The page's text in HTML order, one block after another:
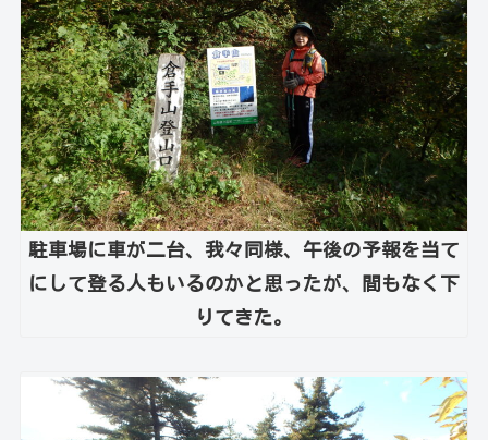
駐車場に車が二台、我々同様、午後の予報を当て
にして登る人もいるのかと思ったが、間もなく下
りてきた。